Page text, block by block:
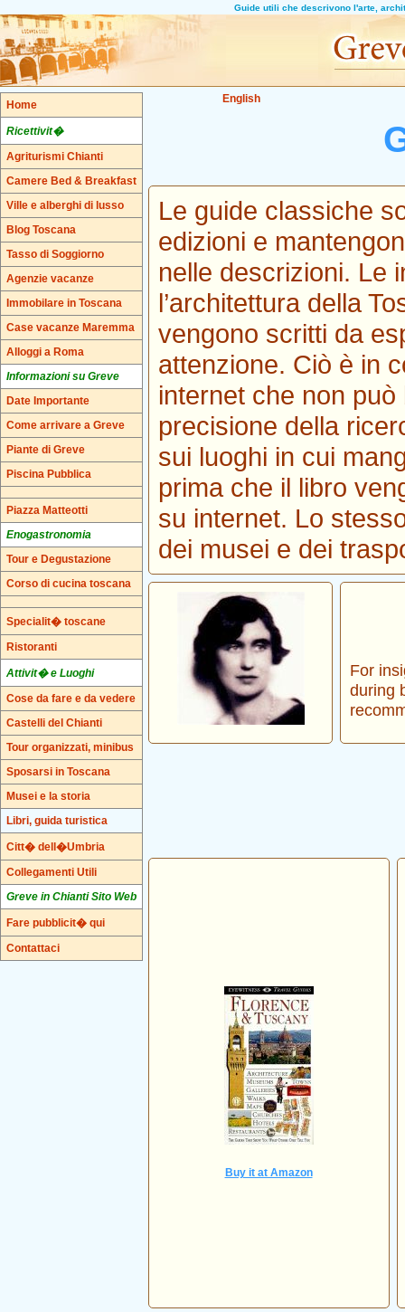
Guide utili che descrivono l'arte,
Home
Ricettivit�
Agriturismi Chianti
Camere Bed & Breakfast
Ville e alberghi di lusso
Blog Toscana
Tasso di Soggiorno
Agenzie vacanze
Immobilare in Toscana
Case vacanze Maremma
Alloggi a Roma
Informazioni su Greve
Date Importante
Come arrivare a Greve
Piante di Greve
Piscina Pubblica
Piazza Matteotti
Enogastronomia
Tour e Degustazione
Corso di cucina toscana
Specialit� toscane
Ristoranti
Attivit� e Luoghi
Cose da fare e da vedere
Castelli del Chianti
Tour organizzati, minibus
Sposarsi in Toscana
Musei e la storia
Libri, guida turistica
Citt� dell�Umbria
Collegamenti Utili
Greve in Chianti Sito Web
Fare pubblicit� qui
Contattaci
English
Le guide classiche
edizioni e
nelle descrizioni. Le
l’architettura della
vengono scritti da
attenzione. Ciò è in
internet che non
precisione della
sui luoghi in cui
prima che il libro
su internet. Lo
dei musei e dei
For
during
Buy it at Amazon